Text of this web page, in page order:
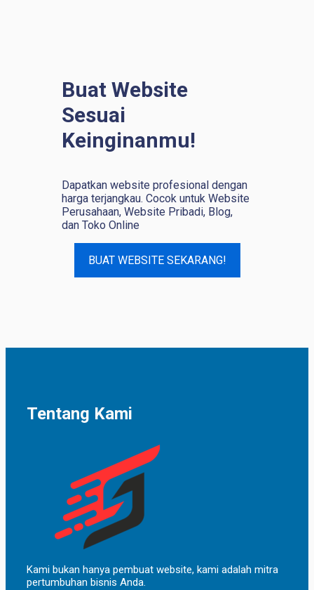
Buat Website
Sesuai
Keinginanmu!
Dapatkan website profesional dengan
harga terjangkau. Cocok untuk Website
Perusahaan, Website Pribadi, Blog,
dan Toko Online
BUAT WEBSITE SEKARANG!
Tentang Kami
Kami bukan hanya pembuat website, kami adalah mitra
pertumbuhan bisnis Anda.